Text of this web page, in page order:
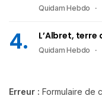
Quidam Hebdo
L’Albret,
Quidam Hebdo
Erreur : Formulaire de